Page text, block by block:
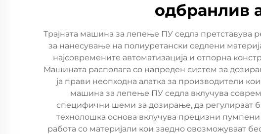
одбранлив
Трајната машина за лепење ПУ седла претставува
за нанесување на полиуретански седлени
најсовремените автоматизација и отпорна
Машината располага со напреден систем за
ја прави неопходна алатка за производители
машина за лепење ПУ седла вклучува
специфични шеми за дозирање, да регулираат
технолошка основа вклучува прецизни
работа со материјали кои заедно овозможуваат